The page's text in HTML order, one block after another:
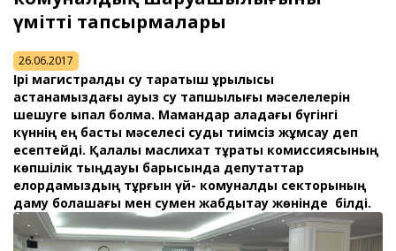
үмітті тапсырмалары
26.06.2017
Ірі магистралдық су таратқыш құрылысы
астанамыздағы ауыз су тапшылығы мәселелерін
шешуге ықпал болмақ. Мамандар қаладағы бүгінгі
күннің ең басты мәселесі суды тиімсіз жұмсау деп
есептейді. Қалалық маслихат тұрақты комиссиясының
көпшілік тыңдауы барысында депутаттар
елордамыздың тұрғын үй- комуналдық секторының
даму болашағы мен сумен жабдықтау жөнінде білді.